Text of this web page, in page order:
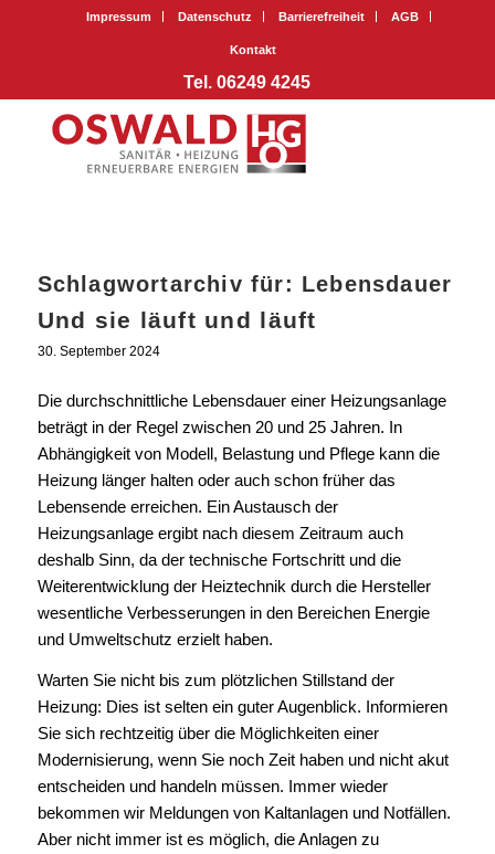
Impressum Datenschutz Barrierefreiheit AGB
Kontakt
Tel. 06249 4245
Schlagwortarchiv für: Lebensdauer
Und sie läuft und läuft
30. September 2024
Die durchschnittliche Lebensdauer einer Heizungsanlage
beträgt in der Regel zwischen 20 und 25 Jahren. In
Abhängigkeit von Modell, Belastung und Pflege kann die
Heizung länger halten oder auch schon früher das
Lebensende erreichen. Ein Austausch der
Heizungsanlage ergibt nach diesem Zeitraum auch
deshalb Sinn, da der technische Fortschritt und die
Weiterentwicklung der Heiztechnik durch die Hersteller
wesentliche Verbesserungen in den Bereichen Energie
und Umweltschutz erzielt haben.
Warten Sie nicht bis zum plötzlichen Stillstand der
Heizung: Dies ist selten ein guter Augenblick. Informieren
Sie sich rechtzeitig über die Möglichkeiten einer
Modernisierung, wenn Sie noch Zeit haben und nicht akut
entscheiden und handeln müssen. Immer wieder
bekommen wir Meldungen von Kaltanlagen und Notfällen.
Aber nicht immer ist es möglich, die Anlagen zu